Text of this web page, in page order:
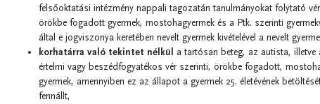
felsőoktatási intézmény nappali tagozatán tanulmányokat folytató
örökbe fogadott gyermek, mostohagyermek és a Ptk. szerinti
által e jogviszonya keretében nevelt gyermek kivételével a nevelt
korhatárra való tekintet nélkül a tartósan beteg, az autista, illetve
értelmi vagy beszédfogyatékos vér szerinti, örökbe fogadott,
gyermek, amennyiben ez az állapot a gyermek 25. életévének
fennállt,